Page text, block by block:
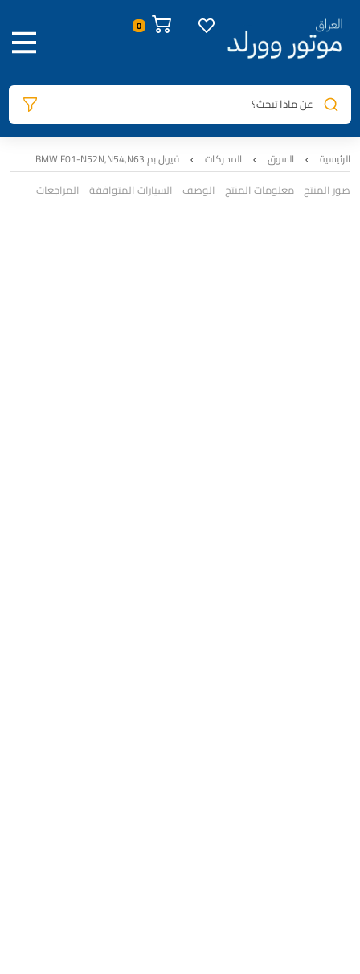
عن ماذا تبحث؟
الرئيسية السوق المحركات فيول بم BMW F01-N52N,N54,N63
صور المنتج معلومات المنتج الوصف السيارات المتوافقة المراجعات